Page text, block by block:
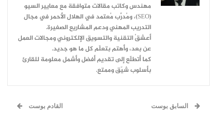
مهندس وكاتب مقالات متوافقة مع معايير السيو
(SEO)، ومُدرِّب مُعتمد في الهلال الأحمر في مجال
التدريب المهني ودعم المشاريع الصغيرة.
أعشقُ التقنية والتسويق الإلكتروني ومجالات العمل
عن بعد، وأهتم بتعلّم كل ما هو جديد.
كما أتطلّع إلى تقديم أفضل وأشمل معلومة للقارئ
بأسلوب شيّق وممتع.
السابق بوست القادم بوست